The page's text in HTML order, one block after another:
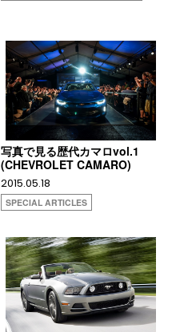
写真で見る歴代カマロvol.1
(CHEVROLET CAMARO)
2015.05.18
SPECIAL ARTICLES